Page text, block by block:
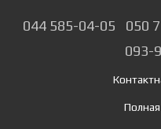
044 585-04-05 050
093-
Полная